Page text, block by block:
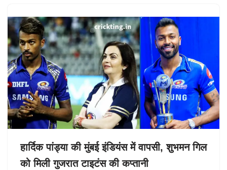
हार्दिक पांड्या की मुंबई इंडियंस में वापसी, शुभमन गिल
को मिली गुजरात टाइटंस की कप्तानी